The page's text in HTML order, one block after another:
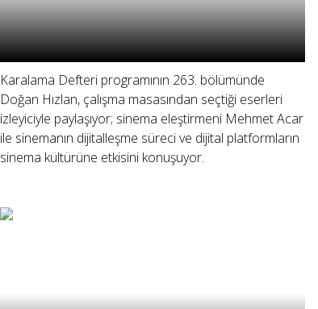
Karalama Defteri programının 263. bölümünde
Doğan Hızlan, çalışma masasından seçtiği eserleri
izleyiciyle paylaşıyor; sinema eleştirmeni Mehmet Acar
ile sinemanın dijitalleşme süreci ve dijital platformların
sinema kültürüne etkisini konuşuyor.